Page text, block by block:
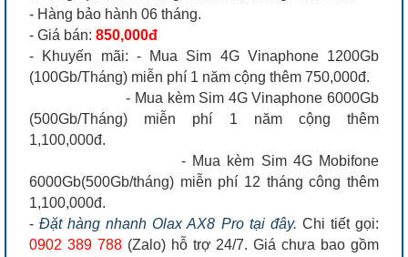
- Hàng bảo hành 06 tháng.
- Giá bán: 850,000đ
- Khuyến mãi: - Mua Sim 4G Vinaphone 1200Gb
(100Gb/Tháng) miễn phí 1 năm cộng thêm 750,000đ.
- Mua kèm Sim 4G Vinaphone 6000Gb
(500Gb/Tháng) miễn phí 1 năm cộng thêm
1,100,000đ.
- Mua kèm Sim 4G Mobifone
6000Gb(500Gb/tháng) miễn phí 12 tháng công thêm
1,100,000đ.
-Đặt hàng nhanh Olax AX8 Pro tại đây. Chi tiết gọi:
0902 389 788(Zalo) hỗ trợ 24/7. Giá chưa bao gồm